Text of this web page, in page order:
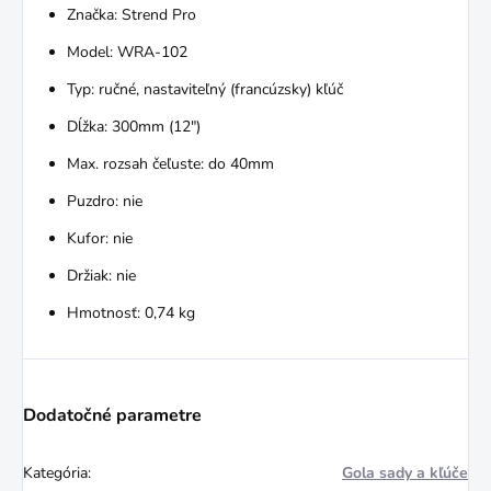
Značka: Strend Pro
Model: WRA-102
Typ: ručné, nastaviteľný (francúzsky) kľúč
Dĺžka: 300mm (12")
Max. rozsah čeľuste: do 40mm
Puzdro: nie
Kufor: nie
Držiak: nie
Hmotnosť: 0,74 kg
Dodatočné parametre
Kategória: Gola sady a kľúče